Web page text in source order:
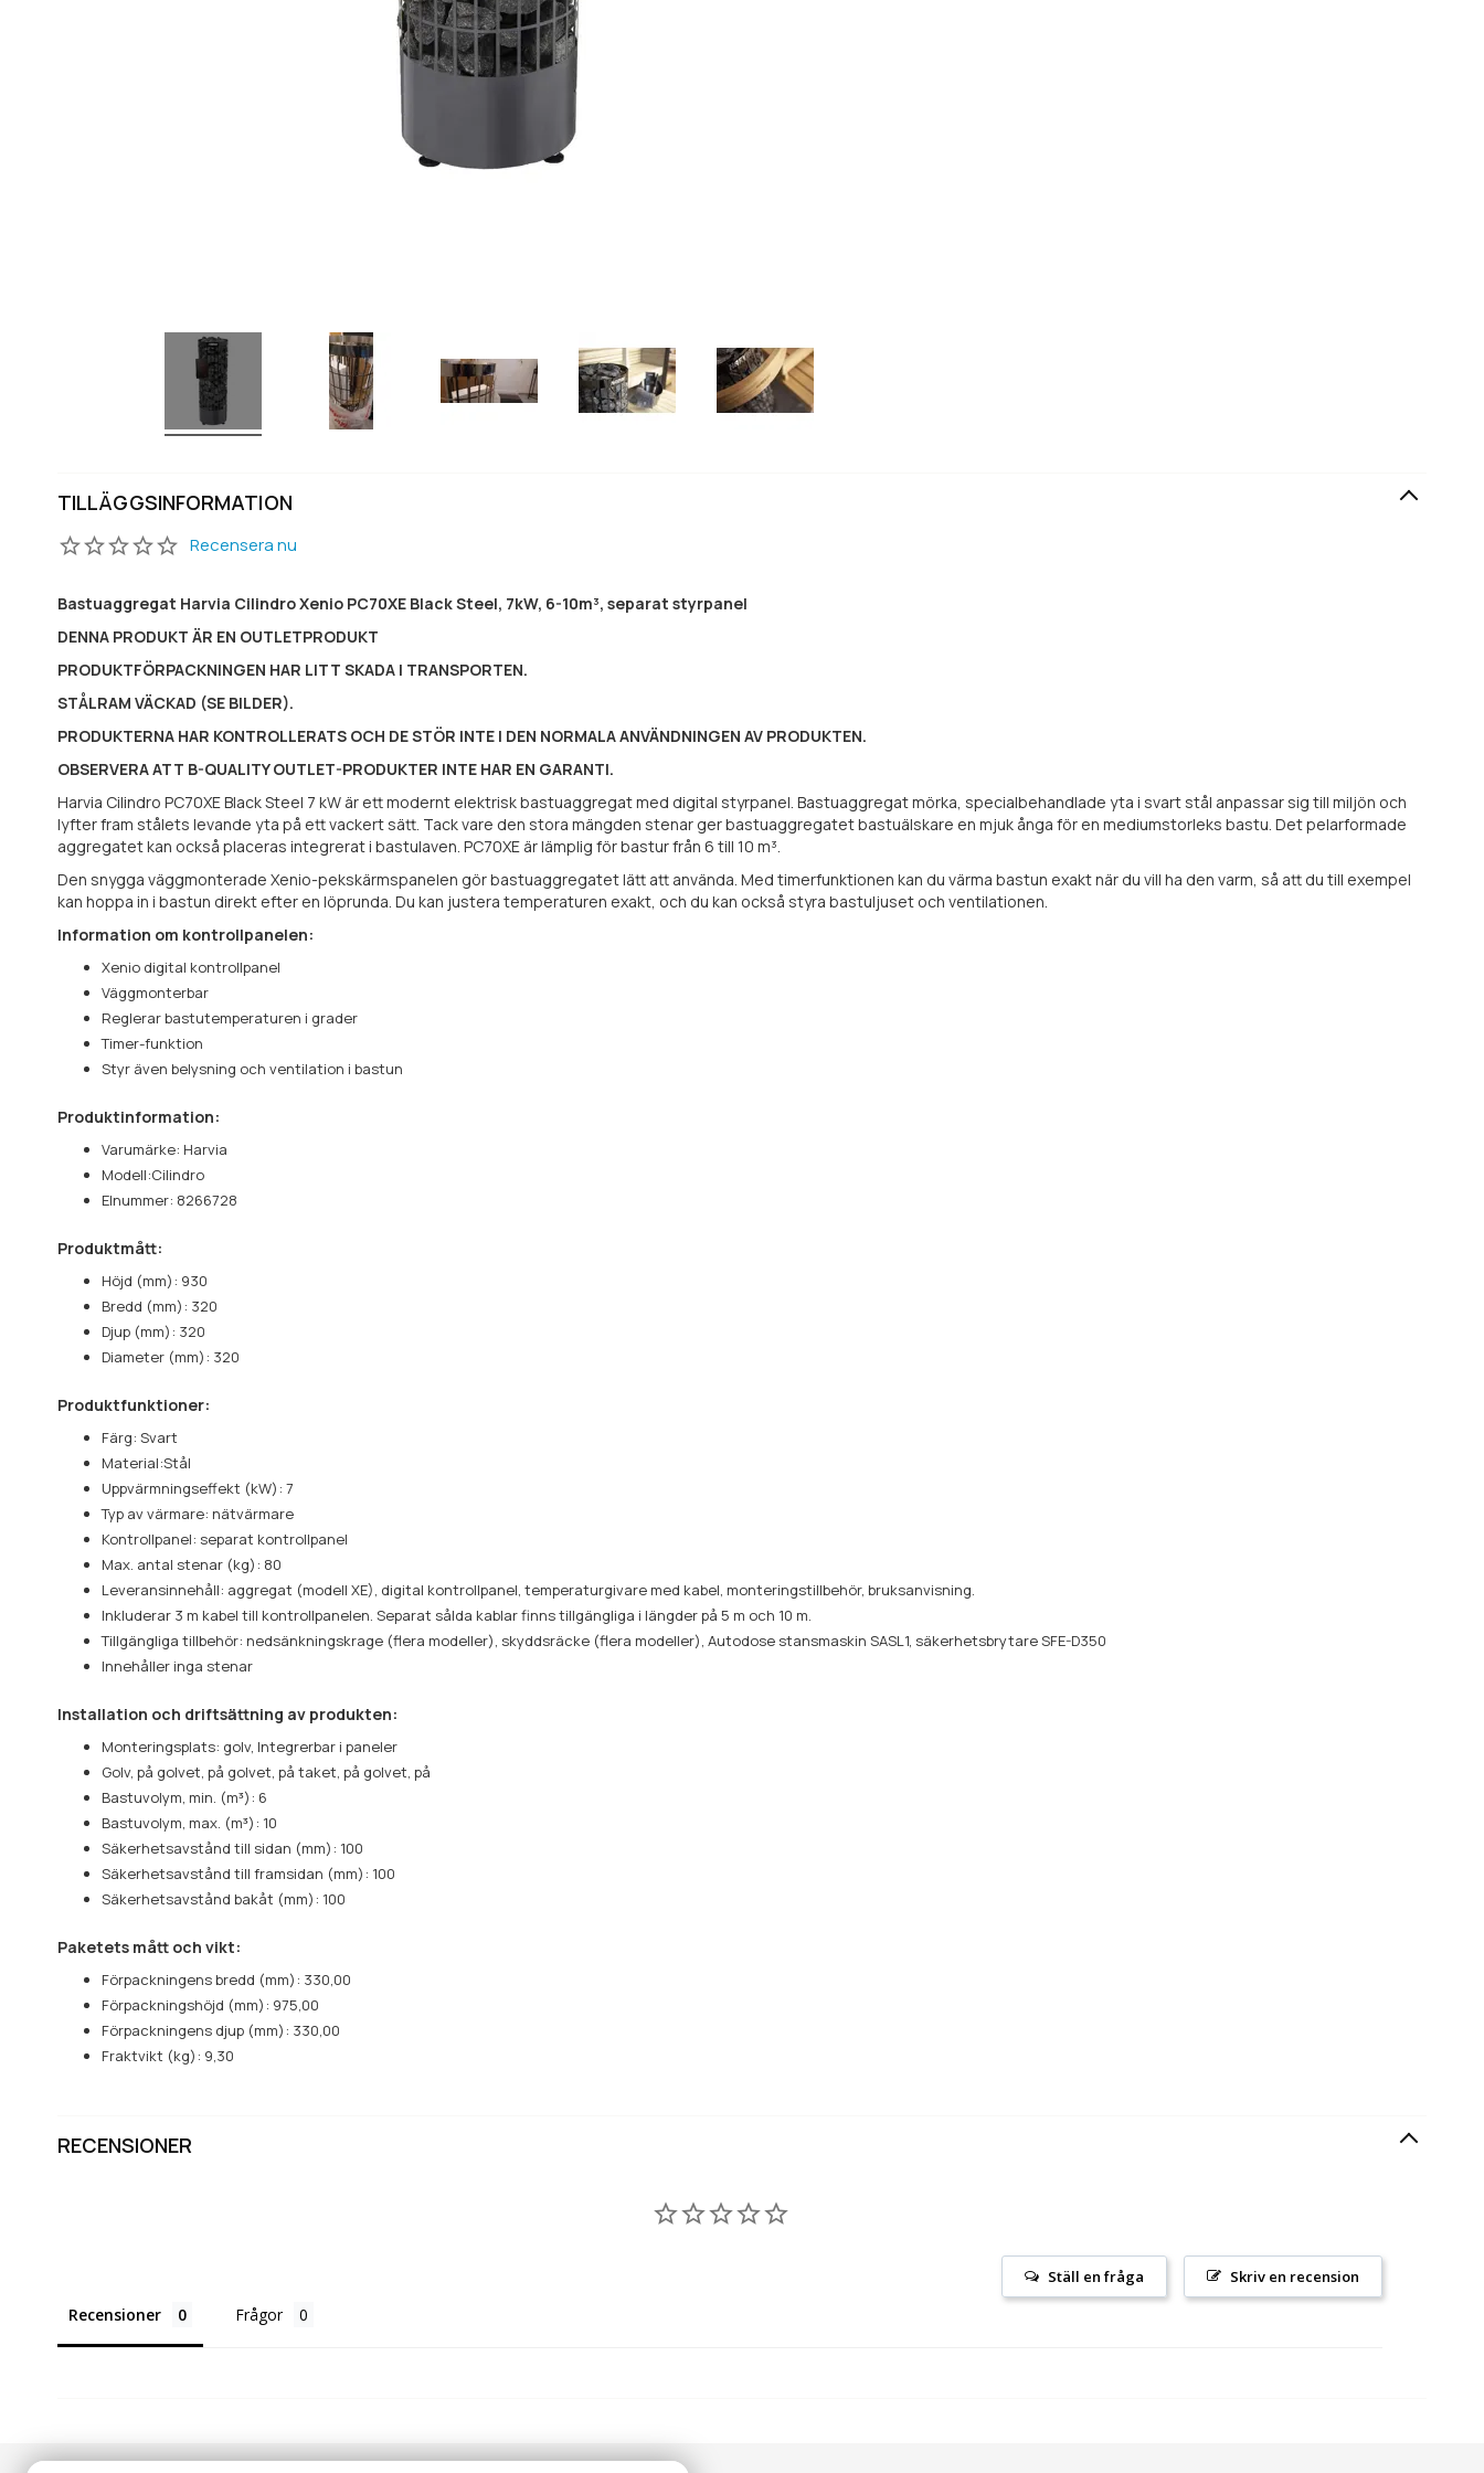
TILLÄGGSINFORMATION
Recensera nu
Bastuaggregat Harvia Cilindro Xenio PC70XE Black Steel, 7kW, 6-10m³, separat styrpanel
DENNA PRODUKT ÄR EN OUTLETPRODUKT
PRODUKTFÖRPACKNINGEN HAR LITT SKADA I TRANSPORTEN.
STÅLRAM VÄCKAD (SE BILDER).
PRODUKTERNA HAR KONTROLLERATS OCH DE STÖR INTE I DEN NORMALA ANVÄNDNINGEN AV PRODUKTEN.
OBSERVERA ATT B-QUALITY OUTLET-PRODUKTER INTE HAR EN GARANTI.
Harvia Cilindro PC70XE Black Steel 7 kW är ett modernt elektrisk bastuaggregat med digital styrpanel. Bastuaggregat mörka, specialbehandlade yta i svart stål anpassar sig till miljön och
lyfter fram stålets levande yta på ett vackert sätt. Tack vare den stora mängden stenar ger bastuaggregatet bastuälskare en mjuk ånga för en mediumstorleks bastu. Det pelarformade
aggregatet kan också placeras integrerat i bastulaven. PC70XE är lämplig för bastur från 6 till 10 m³.
Den snygga väggmonterade Xenio-pekskärmspanelen gör bastuaggregatet lätt att använda. Med timerfunktionen kan du värma bastun exakt när du vill ha den varm, så att du till exempel
kan hoppa in i bastun direkt efter en löprunda. Du kan justera temperaturen exakt, och du kan också styra bastuljuset och ventilationen.
Information om kontrollpanelen:
Xenio digital kontrollpanel
Väggmonterbar
Reglerar bastutemperaturen i grader
Timer-funktion
Styr även belysning och ventilation i bastun
Produktinformation:
Varumärke: Harvia
Modell:Cilindro
Elnummer: 8266728
Produktmått:
Höjd (mm): 930
Bredd (mm): 320
Djup (mm): 320
Diameter (mm): 320
Produktfunktioner:
Färg: Svart
Material:Stål
Uppvärmningseffekt (kW): 7
Typ av värmare: nätvärmare
Kontrollpanel: separat kontrollpanel
Max. antal stenar (kg): 80
Leveransinnehåll: aggregat (modell XE), digital kontrollpanel, temperaturgivare med kabel, monteringstillbehör, bruksanvisning.
Inkluderar 3 m kabel till kontrollpanelen. Separat sålda kablar finns tillgängliga i längder på 5 m och 10 m.
Tillgängliga tillbehör: nedsänkningskrage (flera modeller), skyddsräcke (flera modeller), Autodose stansmaskin SASL1, säkerhetsbrytare SFE-D350
Innehåller inga stenar
Installation och driftsättning av produkten:
Monteringsplats: golv, Integrerbar i paneler
Golv, på golvet, på golvet, på taket, på golvet, på
Bastuvolym, min. (m³): 6
Bastuvolym, max. (m³): 10
Säkerhetsavstånd till sidan (mm): 100
Säkerhetsavstånd till framsidan (mm): 100
Säkerhetsavstånd bakåt (mm): 100
Paketets mått och vikt:
Förpackningens bredd (mm): 330,00
Förpackningshöjd (mm): 975,00
Förpackningens djup (mm): 330,00
Fraktvikt (kg): 9,30
RECENSIONER
Skriv en recension
Ställ en fråga
Recensioner Frågor